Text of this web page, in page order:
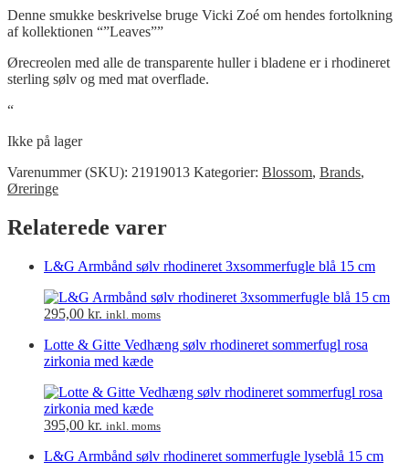
Denne smukke beskrivelse bruge Vicki Zoé om hendes fortolkning
af kollektionen “”Leaves””
Ørecreolen med alle de transparente huller i bladene er i rhodineret
sterling sølv og med mat overflade.
“
Ikke på lager
Varenummer (SKU): 21919013 Kategorier: Blossom, Brands,
Øreringe
Relaterede varer
L&G Armbånd sølv rhodineret 3xsommerfugle blå 15 cm
295,00 kr. inkl. moms
Lotte & Gitte Vedhæng sølv rhodineret sommerfugl rosa
zirkonia med kæde
395,00 kr. inkl. moms
L&G Armbånd sølv rhodineret sommerfugle lyseblå 15 cm